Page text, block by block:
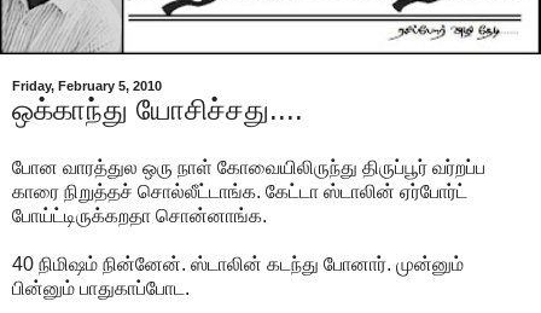
Friday, February 5, 2010
ஒக்காந்து யோசிச்சது....
போன வாரத்துல ஒரு நாள் கோவையிலிருந்து திருப்பூர் வர்றப்ப
காரை நிறுத்தச் சொல்லீட்டாங்க. கேட்டா ஸ்டாலின் ஏர்போர்ட்
போய்ட்டிருக்கறதா சொன்னாங்க.
40 நிமிஷம் நின்னேன். ஸ்டாலின் கடந்து போனார். முன்னும்
பின்னும் பாதுகாப்போட.